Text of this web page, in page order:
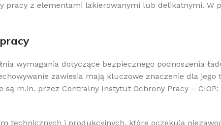
pracy z elementami lakierowanymi lub delikatnymi. W
wymagania dotyczące bezpiecznego podnoszenia
zawiesia mają kluczowe znaczenie dla
m.in. przez Centralny Instytut Ochrony Pracy – CIOP:
technicznych i produkcyjnych, które oczekują